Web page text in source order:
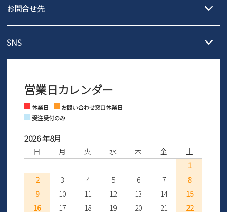
3,980円（税込）以上お買い上げで送料無料
ご利用ください。
ご利用ください。
の片道無料サービスを実施中！
ントとしても安心してご利用いただけるよう、サイズ交換の受付期
さい。
お問合せ先
営業時間：11時～17時
※土日祝はお問い合わせ窓口休業日となります。
SNS
Facebook Instagram
営業日カレンダー
休業日
お問い合わせ窓口休業日
受注受付のみ
2026 年8月
日 月 火 水 木 金
土
1
2
3 4 5 6 7
8
9
10 11 12 13 14
15
16
17 18 19 20 21
22